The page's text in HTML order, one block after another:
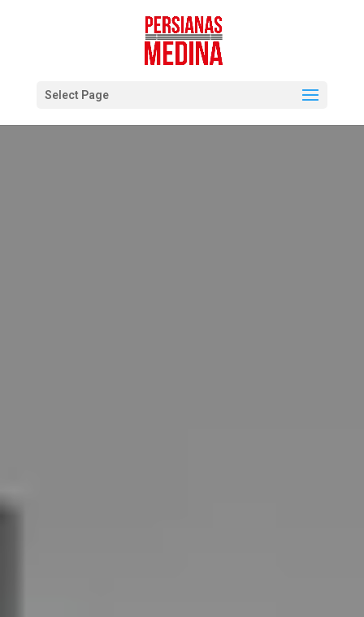
Select Page